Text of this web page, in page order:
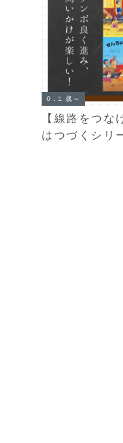
０.１歳～
【線路をつな
はつづくシリ